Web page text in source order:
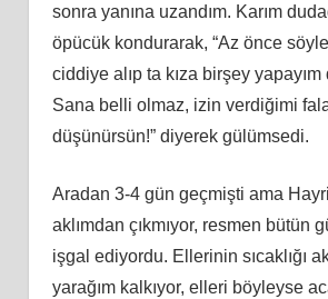
sonra yanına uzandım. Karım
öpücük kondurarak, “Az önce
ciddiye alıp ta kıza birşey
Sana belli olmaz, izin verdiğimi
düşünürsün!” diyerek gülümsedi.
Aradan 3-4 gün geçmişti ama
aklımdan çıkmıyor, resmen bütün
işgal ediyordu. Ellerinin sıcaklığı
yarağım kalkıyor, elleri böyleyse